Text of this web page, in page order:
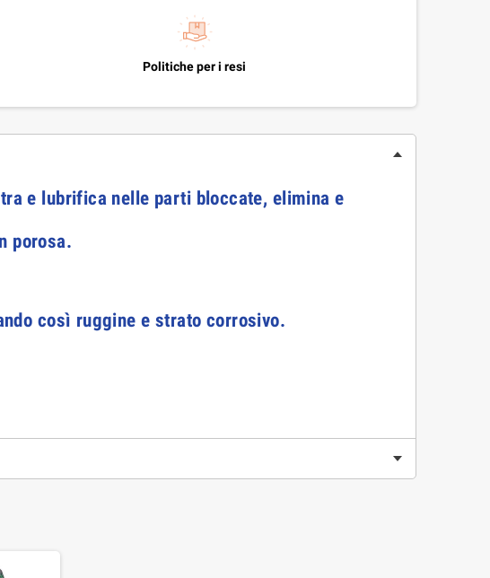
Politiche per i resi
e lubrifica nelle parti bloccate, elimina e
porosa.
così ruggine e strato corrosivo.